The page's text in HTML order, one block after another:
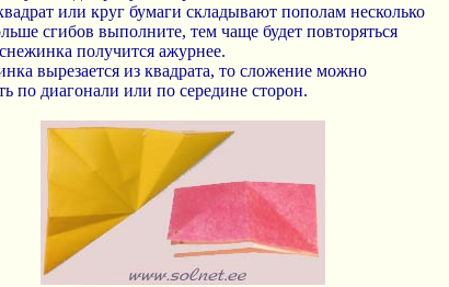
или круг бумаги складывают пополам несколько
сгибов выполните, тем чаще будет повторяться
получится ажурнее.
вырезается из квадрата, то сложение можно
по диагонали или по середине сторон.